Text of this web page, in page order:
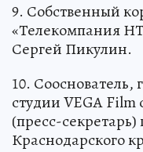
9. Собственный
«Телекомпания
Сергей Пикулин.
10.
студии VEGA Film
(пресс-секретарь)
Краснодарского